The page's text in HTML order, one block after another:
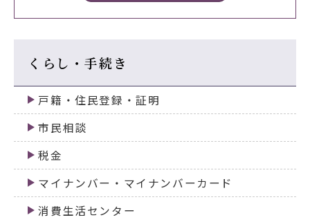
くらし・手続き
戸籍・住民登録・証明
市民相談
税金
マイナンバー・マイナンバーカード
消費生活センター